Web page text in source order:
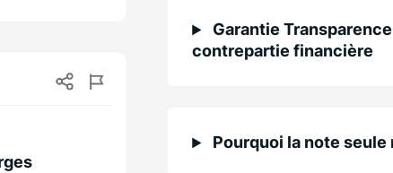
Garantie
contrepartie financière
Pourquoi la note